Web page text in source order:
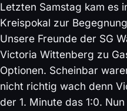
Letzten Samstag kam es
Kreispokal zur
Unsere Freunde der SG
Victoria Wittenberg zu
Optionen. Scheinbar
nicht richtig wach denn
der 1. Minute das 1:0.